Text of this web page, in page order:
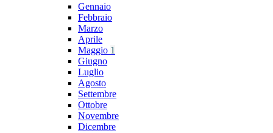
Gennaio
Febbraio
Marzo
Aprile
Maggio 1
Giugno
Luglio
Agosto
Settembre
Ottobre
Novembre
Dicembre